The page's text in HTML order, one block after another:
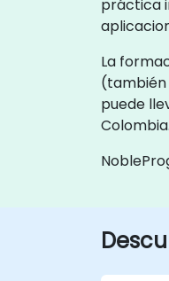
práctica
La
(también
puede
Colombia.